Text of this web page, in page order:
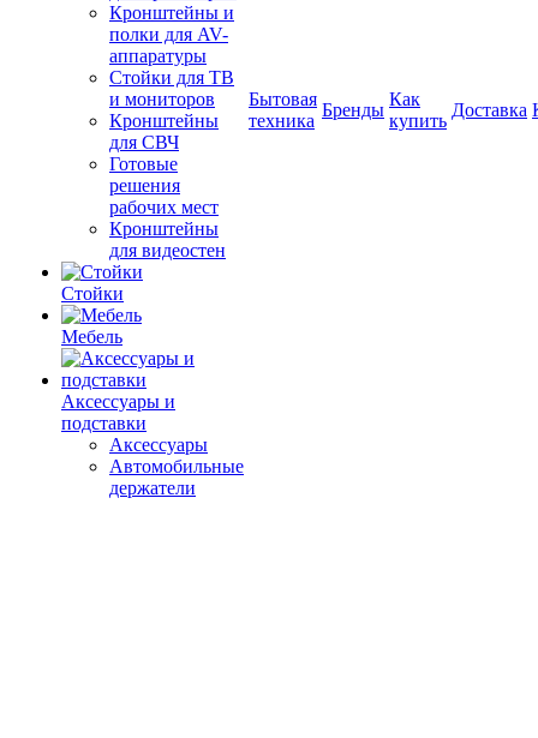
Кронштейны и
полки для AV-
аппаратуры
Стойки для ТВ
и мониторов
Кронштейны
для СВЧ
Готовые
решения
рабочих мест
Кронштейны
для видеостен
Стойки
Мебель
Аксессуары и
подставки
Аксессуары
Автомобильные
держатели
Бытовая
техника
Бренды
Как
купить
Доставка